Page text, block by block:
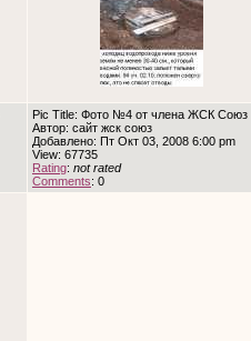
Pic Title: Фото №4 от члена ЖСК Союз
Автор: сайт жск союз
Добавлено: Пт Окт 03, 2008 6:00 pm
View: 67735
Rating: not rated
Comments: 0